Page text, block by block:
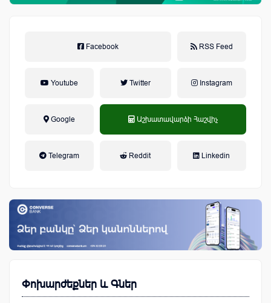
Facebook RSS Feed
Youtube Twitter Instagram
Google Աշխատավարձի Հաշվիչ
Telegram Reddit Linkedin
Փոխարժեքներ և Գներ